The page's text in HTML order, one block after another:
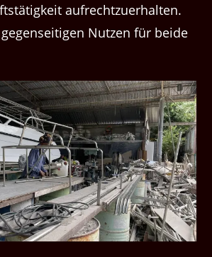
aufrechtzuerhalten.
Nutzen für beide